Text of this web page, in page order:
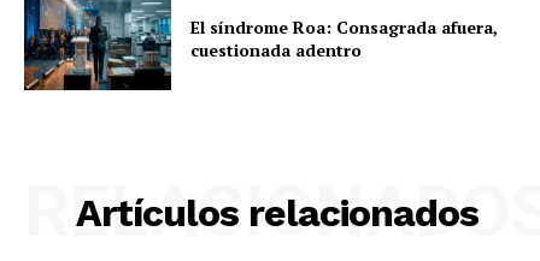
El síndrome Roa: Consagrada afuera,
cuestionada adentro
Artículos relacionados